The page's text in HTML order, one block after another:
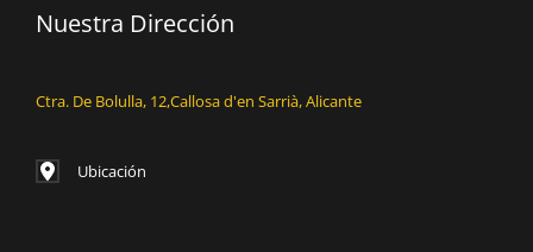
Nuestra Dirección
Ctra. De Bolulla, 12,Callosa d'en Sarrià, Alicante
Ubicación